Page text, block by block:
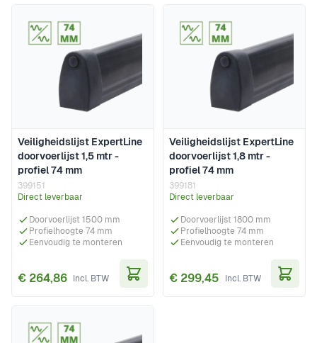
Veiligheidslijst ExpertLine
doorvoerlijst 1,5 mtr -
profiel 74 mm
399151
Direct leverbaar
Doorvoerlijst 1500 mm
Profielhoogte 74 mm
Eenvoudig te monteren
€ 264,86
Veiligheidslijst ExpertLine
doorvoerlijst 1,8 mtr -
profiel 74 mm
399181
Direct leverbaar
Doorvoerlijst 1800 mm
Profielhoogte 74 mm
Eenvoudig te monteren
€ 299,45